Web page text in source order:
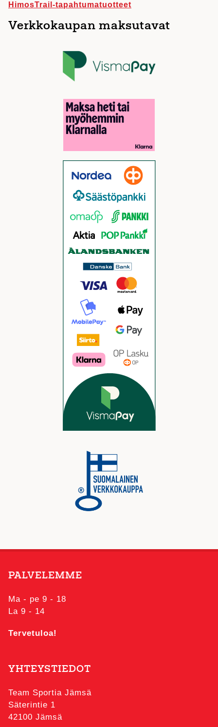
HimosTrail-tapahtumatuotteet
Verkkokaupan maksutavat
PALVELEMME
Ma - pe 9 - 18
La 9 - 14
Tervetuloa!
YHTEYSTIEDOT
Team Sportia Jämsä
Säterintie 1
42100 Jämsä